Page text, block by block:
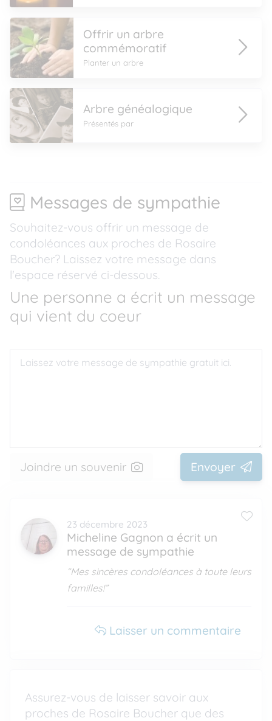
Offrir un arbre
commémoratif
Planter un arbre
Arbre généalogique
Présentés par
Messages de sympathie
Souhaitez-vous offrir un message de
condoléances aux proches de Rosaire
Boucher? Laissez votre message dans
l'espace réservé ci-dessous.
Une personne a écrit un message
qui vient du coeur
Joindre un souvenir Envoyer
23 décembre 2023
Micheline Gagnon a écrit un
message de sympathie
“Mes sincères condoléances à toute leurs
familles!”
Laisser un commentaire
Assurez-vous de laisser savoir aux
proches de Rosaire Boucher que des